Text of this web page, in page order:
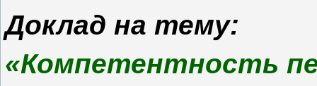
Доклад на тему:
«Компетентность